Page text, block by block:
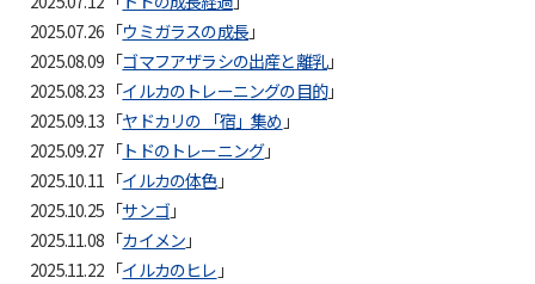
2025.07.26 「ウミガラスの成長 」
2025.08.09 「ゴマフアザラシの出産と離乳」
2025.08.23 「イルカのトレーニングの目的」
2025.09.13 「ヤドカリの 「宿」集め 」
2025.09.27 「トドのトレーニング」
2025.10.11 「イルカの体色」
2025.10.25 「サンゴ 」
2025.11.08 「カイメン 」
2025.11.22 「イルカのヒレ 」